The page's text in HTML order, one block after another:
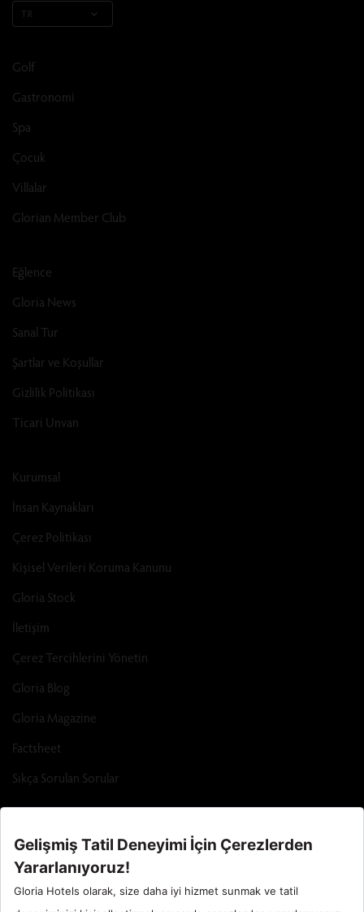
TR
Golf
Gastronomi
Spa
Çocuk
Villalar
Glorian Member Club
Eğlence
Gloria News
Sanal Tur
Şartlar ve Koşullar
Gizlilik Politikası
Ticari Unvan
Kurumsal
İnsan Kaynakları
Çerez Politikası
Kişisel Verileri Koruma Kanunu
Gloria Stock
İletişim
Çerez Tercihlerini Yönetin
Gloria Blog
Gloria Magazine
Factsheet
Sıkça Sorulan Sorular
Call Center : 90 242 710 06 00